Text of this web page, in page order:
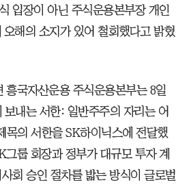
입장이 아닌 주식운용본부장 개인
해의 소지가 있어 철회했다고 밝혔
흥국자산운용 주식운용본부는 8일
보내는 서한: 일반주주의 자리는 어
목의 서한을 SK하이닉스에 전달했
그룹 회장과 정부가 대규모 투자 계
회 승인 절차를 밟는 방식이 글로벌